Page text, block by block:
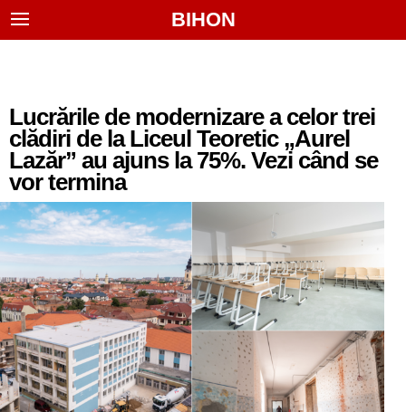
BIHON
Lucrările de modernizare a celor trei
clădiri de la Liceul Teoretic „Aurel
Lazăr” au ajuns la 75%. Vezi când se
vor termina